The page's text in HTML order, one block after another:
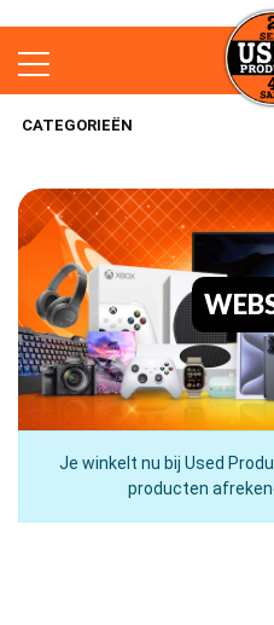
CATEGORIEËN
Je winkelt nu bij Used
producten